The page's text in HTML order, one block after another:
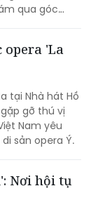
qua góc
opera 'La
tại Nhà hát Hồ
gỡ thú vị
Nam yêu
sản opera Ý.
Nơi hội tụ